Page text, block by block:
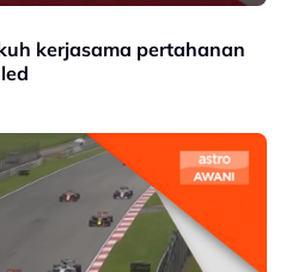
kerjasama pertahanan